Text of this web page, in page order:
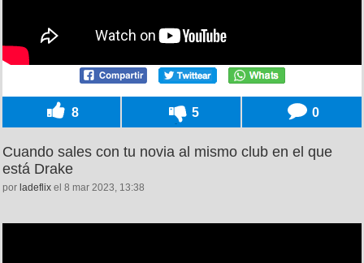
8 5 0
Cuando sales con tu novia al mismo club en el que
está Drake
por ladeflix el 8 mar 2023, 13:38